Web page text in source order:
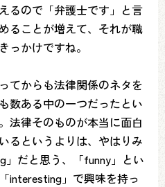
るので「弁護士です」と言
ることが増えて、それが職
っかけですね。
てからも法律関係のネタを
数ある中の一つだったとい
法律そのものが本当に面白
るというよりは、やはりみ
」だと思う、「funny」とい
interesting」で興味を持っ